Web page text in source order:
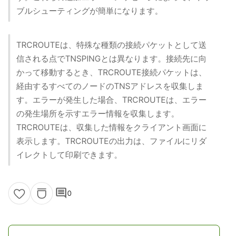
ブルシューティングが簡単になります。
TRCROUTEは、特殊な種類の接続パケットとして送
信される点でTNSPINGとは異なります。接続先に向
かって移動するとき、TRCROUTE接続パケットは、
経由するすべてのノードのTNSアドレスを収集しま
す。エラーが発生した場合、TRCROUTEは、エラー
の発生場所を示すエラー情報を収集します。
TRCROUTEは、収集した情報をクライアント画面に
表示します。TRCROUTEの出力は、ファイルにリダ
イレクトして印刷できます。
comment0